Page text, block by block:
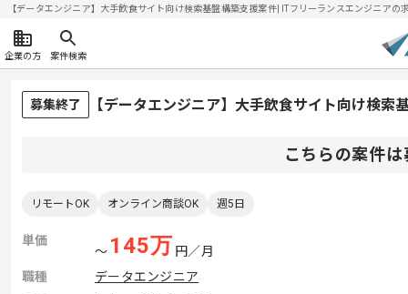
【データエンジニア】大手飲食サイト向け検索基盤構築支援案件| ITフリーランスエンジニア
企業の方 案件検索
募集終了 【データエンジニア】大手飲食サイト向け検
こちらの案件
リモートOK オンライン商談OK 週5日
単価
〜 145万 円／月
職種
データエンジニア